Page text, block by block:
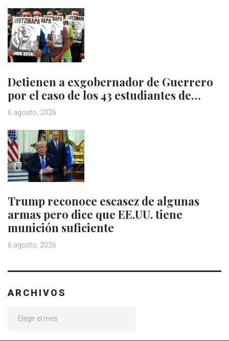
Detienen a exgobernador de Guerrero
por el caso de los 43 estudiantes de…
6 agosto, 2026
Trump reconoce escasez de algunas
armas pero dice que EE.UU. tiene
munición suficiente
6 agosto, 2026
ARCHIVOS